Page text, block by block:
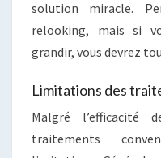
solution miracle.
relooking, mais si
grandir, vous devrez
Limitations des
Malgré l’efficacité
traitements